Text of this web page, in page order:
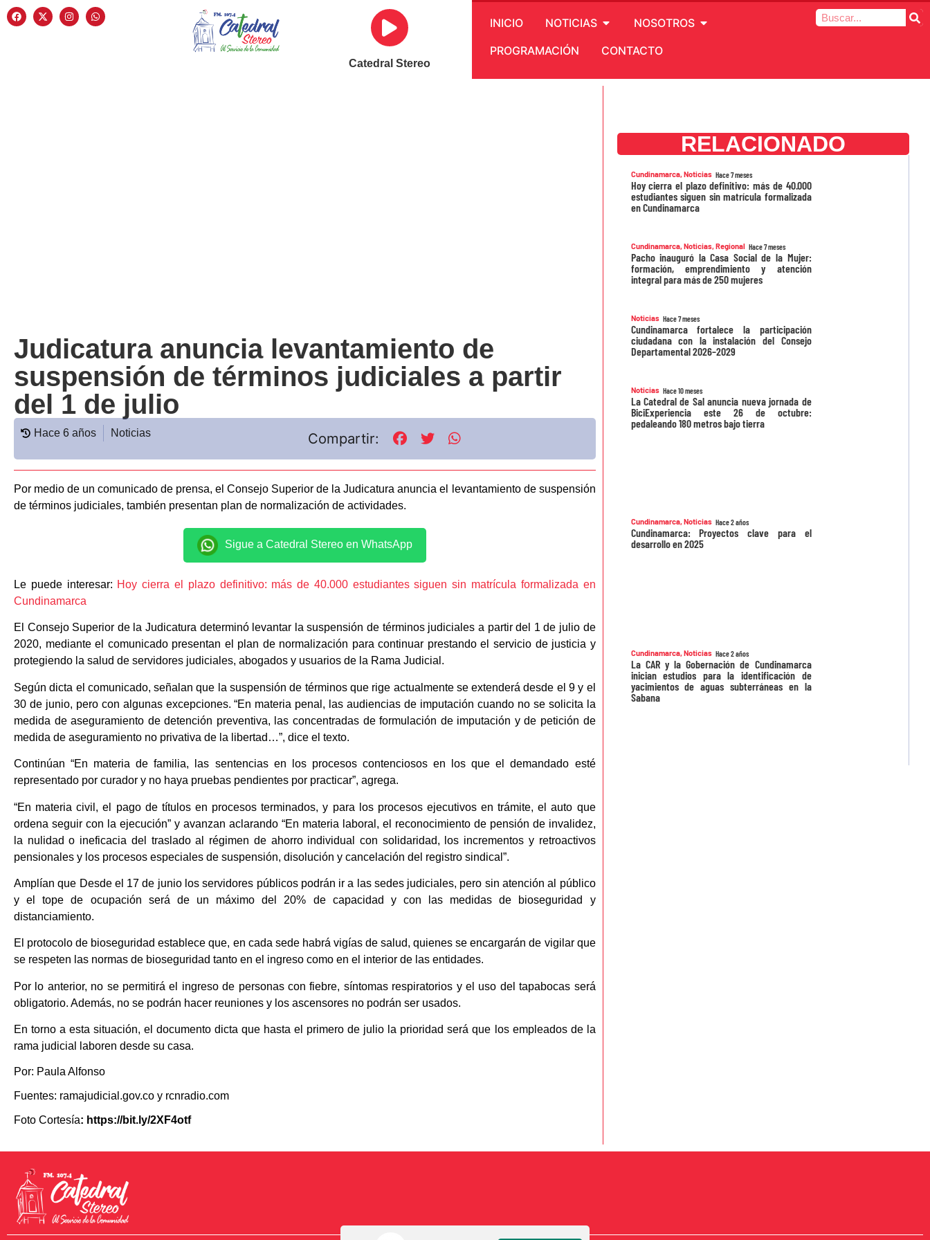
Catedral Stereo
INICIO NOTICIAS
NOSOTROS
PROGRAMACIÓN
CONTACTO
Judicatura anuncia levantamiento de
suspensión de términos judiciales a partir
del 1 de julio
Hace 6 años Noticias Compartir:
Por medio de un comunicado de prensa, el Consejo Superior de la Judicatura anuncia el levantamiento de suspensión
de términos judiciales, también presentan plan de normalización de actividades.
Sigue a Catedral Stereo en WhatsApp
Le puede interesar: Hoy cierra el plazo definitivo: más de 40.000 estudiantes siguen sin matrícula formalizada en
Cundinamarca
El Consejo Superior de la Judicatura determinó levantar la suspensión de términos judiciales a partir del 1 de julio de
2020, mediante el comunicado presentan el plan de normalización para continuar prestando el servicio de justicia y
protegiendo la salud de servidores judiciales, abogados y usuarios de la Rama Judicial.
Según dicta el comunicado, señalan que la suspensión de términos que rige actualmente se extenderá desde el 9 y el
30 de junio, pero con algunas excepciones. “En materia penal, las audiencias de imputación cuando no se solicita la
medida de aseguramiento de detención preventiva, las concentradas de formulación de imputación y de petición de
medida de aseguramiento no privativa de la libertad…”, dice el texto.
Continúan “En materia de familia, las sentencias en los procesos contenciosos en los que el demandado esté
representado por curador y no haya pruebas pendientes por practicar”, agrega.
“En materia civil, el pago de títulos en procesos terminados, y para los procesos ejecutivos en trámite, el auto que
ordena seguir con la ejecución” y avanzan aclarando “En materia laboral, el reconocimiento de pensión de invalidez,
la nulidad o ineficacia del traslado al régimen de ahorro individual con solidaridad, los incrementos y retroactivos
pensionales y los procesos especiales de suspensión, disolución y cancelación del registro sindical”.
Amplían que Desde el 17 de junio los servidores públicos podrán ir a las sedes judiciales, pero sin atención al público
y el tope de ocupación será de un máximo del 20% de capacidad y con las medidas de bioseguridad y
distanciamiento.
El protocolo de bioseguridad establece que, en cada sede habrá vigías de salud, quienes se encargarán de vigilar que
se respeten las normas de bioseguridad tanto en el ingreso como en el interior de las entidades.
Por lo anterior, no se permitirá el ingreso de personas con fiebre, síntomas respiratorios y el uso del tapabocas será
obligatorio. Además, no se podrán hacer reuniones y los ascensores no podrán ser usados.
En torno a esta situación, el documento dicta que hasta el primero de julio la prioridad será que los empleados de la
rama judicial laboren desde su casa.
Por: Paula Alfonso
Fuentes: ramajudicial.gov.co y rcnradio.com
Foto Cortesía: https://bit.ly/2XF4otf
RELACIONADO
Cundinamarca,Noticias Hace 7 meses
Hoy cierra el plazo definitivo: más de 40.000
estudiantes siguen sin matrícula formalizada
en Cundinamarca
Cundinamarca,Noticias,Regional Hace 7 meses
Pacho inauguró la Casa Social de la Mujer:
formación, emprendimiento y atención
integral para más de 250 mujeres
Noticias Hace 7 meses
Cundinamarca fortalece la participación
ciudadana con la instalación del Consejo
Departamental 2026–2029
Noticias Hace 10 meses
La Catedral de Sal anuncia nueva jornada de
BiciExperiencia este 26 de octubre:
pedaleando 180 metros bajo tierra
Cundinamarca,Noticias Hace 2 años
Cundinamarca: Proyectos clave para el
desarrollo en 2025
Cundinamarca,Noticias Hace 2 años
La CAR y la Gobernación de Cundinamarca
inician estudios para la identificación de
yacimientos de aguas subterráneas en la
Sabana